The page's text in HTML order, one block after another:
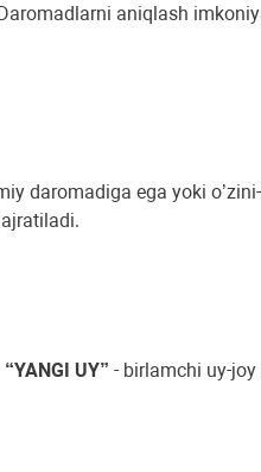
aniqlash
daromadiga ega yoki
UY” - birlamchi uy-